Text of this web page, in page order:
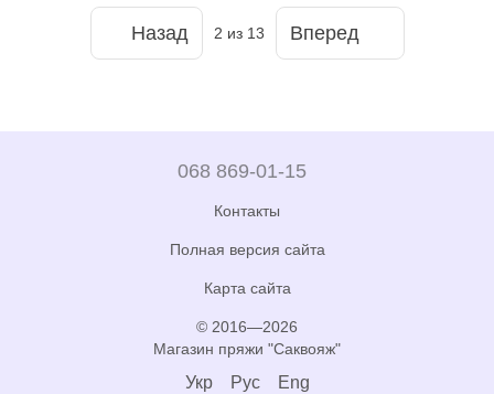
Назад 2 из 13 Вперед
068 869-01-15
Контакты
Полная версия сайта
Карта сайта
© 2016—2026
Магазин пряжи "Саквояж"
Укр Рус Eng